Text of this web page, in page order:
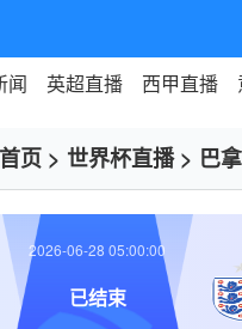
闻 英超直播 西甲直播
首页 > 世界杯直播> 巴
2026-06-28 05:00:00
已结束